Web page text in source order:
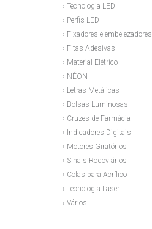
› Tecnologia LED
› Perfis LED
› Fixadores e embelezadores
› Fitas Adesivas
› Material Elétrico
› NÉON
› Letras Metálicas
› Bolsas Luminosas
› Cruzes de Farmácia
› Indicadores Digitais
› Motores Giratórios
› Sinais Rodoviários
› Colas para Acrílico
› Tecnologia Laser
› Vários